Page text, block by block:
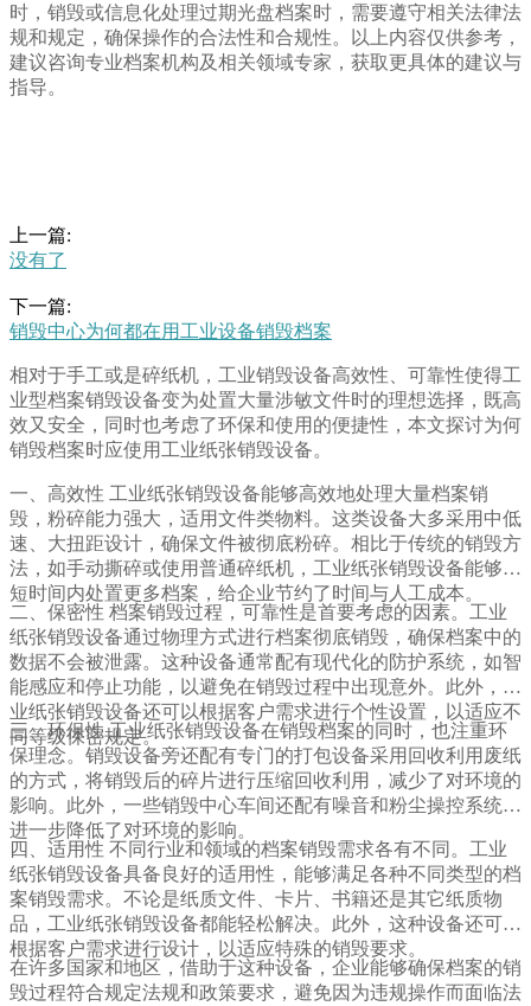
时，销毁或信息化处理过期光盘档案时，需要遵守相关法律法
规和规定，确保操作的合法性和合规性。以上内容仅供参考，
建议咨询专业档案机构及相关领域专家，获取更具体的建议与
指导。
上一篇:
没有了
下一篇:
销毁中心为何都在用工业设备销毁档案
相对于手工或是碎纸机，工业销毁设备高效性、可靠性使得工
业型档案销毁设备变为处置大量涉敏文件时的理想选择，既高
效又安全，同时也考虑了环保和使用的便捷性，本文探讨为何
销毁档案时应使用工业纸张销毁设备。
一、高效性 工业纸张销毁设备能够高效地处理大量档案销
毁，粉碎能力强大，适用文件类物料。这类设备大多采用中低
速、大扭距设计，确保文件被彻底粉碎。相比于传统的销毁方
法，如手动撕碎或使用普通碎纸机，工业纸张销毁设备能够在
短时间内处置更多档案，给企业节约了时间与人工成本。
二、保密性 档案销毁过程，可靠性是首要考虑的因素。工业
纸张销毁设备通过物理方式进行档案彻底销毁，确保档案中的
数据不会被泄露。这种设备通常配有现代化的防护系统，如智
能感应和停止功能，以避免在销毁过程中出现意外。此外，工
业纸张销毁设备还可以根据客户需求进行个性设置，以适应不
同等级保密规定。
三、环保性 工业纸张销毁设备在销毁档案的同时，也注重环
保理念。销毁设备旁还配有专门的打包设备采用回收利用废纸
的方式，将销毁后的碎片进行压缩回收利用，减少了对环境的
影响。此外，一些销毁中心车间还配有噪音和粉尘操控系统，
进一步降低了对环境的影响。
四、适用性 不同行业和领域的档案销毁需求各有不同。工业
纸张销毁设备具备良好的适用性，能够满足各种不同类型的档
案销毁需求。不论是纸质文件、卡片、书籍还是其它纸质物
品，工业纸张销毁设备都能轻松解决。此外，这种设备还可以
根据客户需求进行设计，以适应特殊的销毁要求。
在许多国家和地区，借助于这种设备，企业能够确保档案的销
毁过程符合规定法规和政策要求，避免因为违规操作而面临法